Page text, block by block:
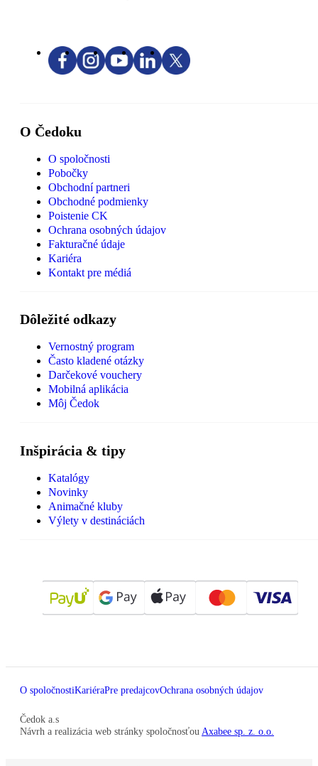
O Čedoku
O spoločnosti
Pobočky
Obchodní partneri
Obchodné podmienky
Poistenie CK
Ochrana osobných údajov
Fakturačné údaje
Kariéra
Kontakt pre médiá
Dôležité odkazy
Vernostný program
Často kladené otázky
Darčekové vouchery
Mobilná aplikácia
Môj Čedok
Inšpirácia & tipy
Katalógy
Novinky
Animačné kluby
Výlety v destináciách
O spoločnostiKariéraPre predajcovOchrana osobných údajov
Čedok a.s
Návrh a realizácia web stránky spoločnosťou Axabee sp. z. o.o.